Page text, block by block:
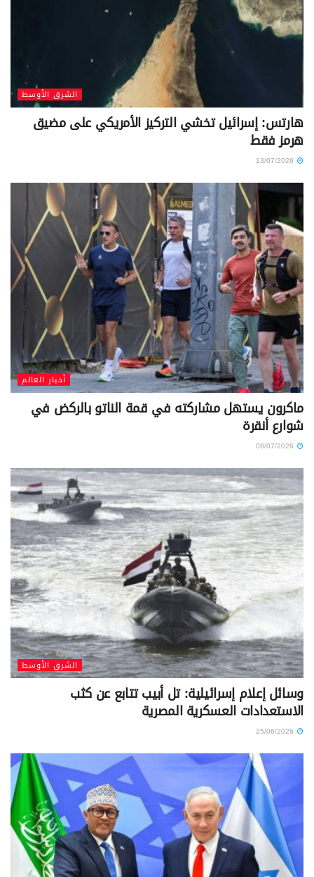
الشرق الأوسط
هارتس: إسرائيل تخشي التركيز الأمريكي على مضيق
هرمز فقط
أخبار العالم
ماكرون يستهل مشاركته في قمة الناتو بالركض في
شوارع أنقرة
الشرق الأوسط
وسائل إعلام إسرائيلية: تل أبيب تتابع عن كثب
الاستعدادات العسكرية المصرية